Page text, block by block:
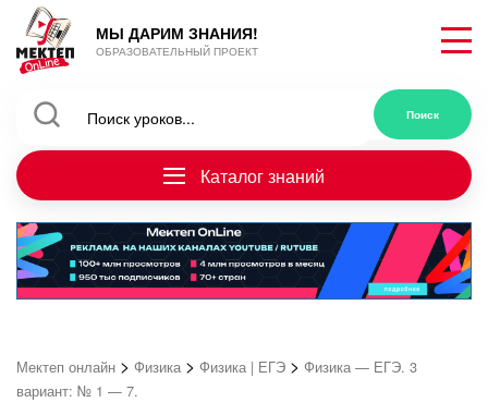
МЫ ДАРИМ ЗНАНИЯ!
ОБРАЗОВАТЕЛЬНЫЙ ПРОЕКТ
Каталог знаний
Мектеп онлайн > Физика > Физика | ЕГЭ > Физика — ЕГЭ. 3
вариант: № 1 — 7.